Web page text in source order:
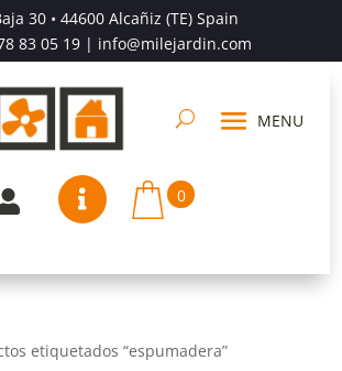
30 • 44600 Alcañiz (TE) Spain
83 05 19| info@milejardin.com
 0
etiquetados “espumadera”